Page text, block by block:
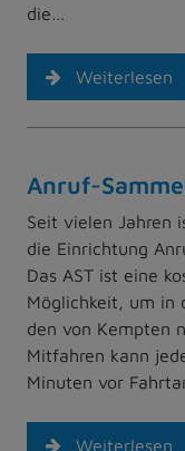
die…
Weiterlesen
Anruf-
Seit vielen Jahren
die Einrichtung
Das AST ist eine
Möglichkeit, um in
den von Kempten
Mitfahren kann
Minuten vor
Weiterlesen